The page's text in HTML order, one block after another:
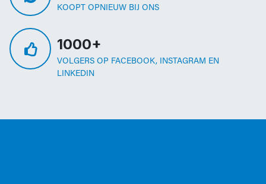
KOOPT OPNIEUW BIJ ONS
1000+
VOLGERS OP FACEBOOK, INSTAGRAM EN
LINKEDIN